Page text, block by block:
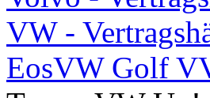
VW -
EosVW Golf V